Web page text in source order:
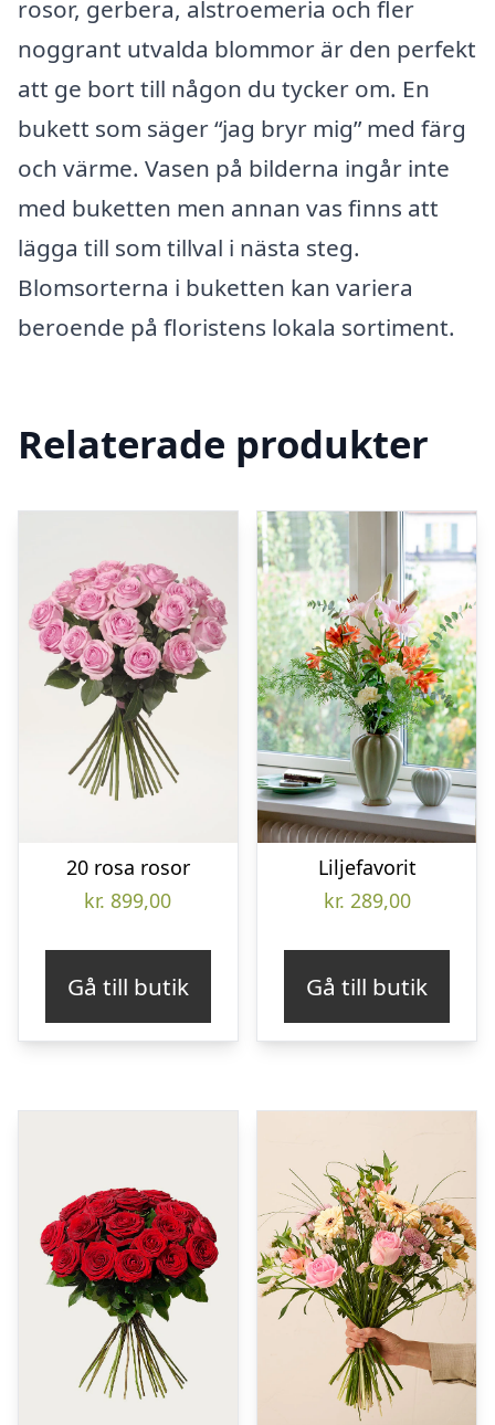
rosor, gerbera, alstroemeria och fler
noggrant utvalda blommor är den perfekt
att ge bort till någon du tycker om. En
bukett som säger “jag bryr mig” med färg
och värme. Vasen på bilderna ingår inte
med buketten men annan vas finns att
lägga till som tillval i nästa steg.
Blomsorterna i buketten kan variera
beroende på floristens lokala sortiment.
Relaterade produkter
20 rosa rosor
kr. 899,00
Gå till butik
Liljefavorit
kr. 289,00
Gå till butik